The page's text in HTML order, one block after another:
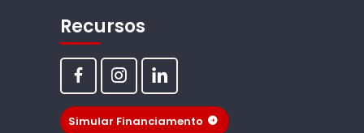
Recursos
Simular Financiamento